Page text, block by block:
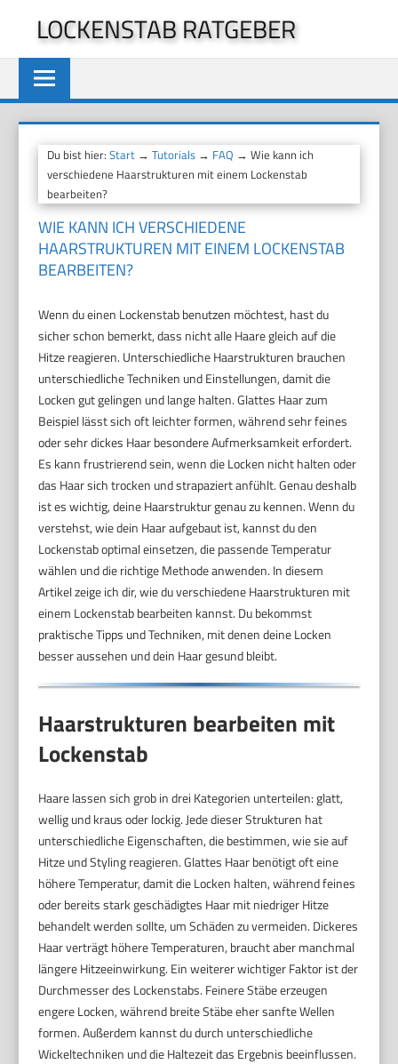
springen
LOCKENSTAB RATGEBER
Du bist hier:Start →Tutorials → FAQ → Wie kann ich
verschiedene Haarstrukturen mit einem Lockenstab
bearbeiten?
WIE KANN ICH VERSCHIEDENE
HAARSTRUKTUREN MIT EINEM LOCKENSTAB
BEARBEITEN?
Wenn du einen Lockenstab benutzen möchtest, hast du
sicher schon bemerkt, dass nicht alle Haare gleich auf die
Hitze reagieren. Unterschiedliche Haarstrukturen brauchen
unterschiedliche Techniken und Einstellungen, damit die
Locken gut gelingen und lange halten. Glattes Haar zum
Beispiel lässt sich oft leichter formen, während sehr feines
oder sehr dickes Haar besondere Aufmerksamkeit erfordert.
Es kann frustrierend sein, wenn die Locken nicht halten oder
das Haar sich trocken und strapaziert anfühlt. Genau deshalb
ist es wichtig, deine Haarstruktur genau zu kennen. Wenn du
verstehst, wie dein Haar aufgebaut ist, kannst du den
Lockenstab optimal einsetzen, die passende Temperatur
wählen und die richtige Methode anwenden. In diesem
Artikel zeige ich dir, wie du verschiedene Haarstrukturen mit
einem Lockenstab bearbeiten kannst. Du bekommst
praktische Tipps und Techniken, mit denen deine Locken
besser aussehen und dein Haar gesund bleibt.
Haarstrukturen bearbeiten mit
Lockenstab
Haare lassen sich grob in drei Kategorien unterteilen: glatt,
wellig und kraus oder lockig. Jede dieser Strukturen hat
unterschiedliche Eigenschaften, die bestimmen, wie sie auf
Hitze und Styling reagieren. Glattes Haar benötigt oft eine
höhere Temperatur, damit die Locken halten, während feines
oder bereits stark geschädigtes Haar mit niedriger Hitze
behandelt werden sollte, um Schäden zu vermeiden. Dickeres
Haar verträgt höhere Temperaturen, braucht aber manchmal
längere Hitzeeinwirkung. Ein weiterer wichtiger Faktor ist der
Durchmesser des Lockenstabs. Feinere Stäbe erzeugen
engere Locken, während breite Stäbe eher sanfte Wellen
formen. Außerdem kannst du durch unterschiedliche
Wickeltechniken und die Haltezeit das Ergebnis beeinflussen.